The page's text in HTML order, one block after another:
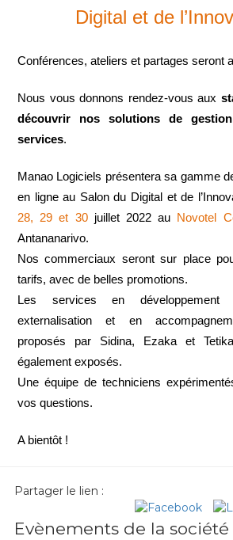
Digital et de
Conférences, ateliers et partages seront
Nous vous donnons rendez-vous aux
découvrir nos solutions de
services.
Manao Logiciels présentera sa gamme
en ligne
28, 29 et 30 juillet 2022 au Novotel
Antananarivo.
Nos commerciaux seront sur place
tarifs, avec de belles promotions.
Les services en
externalisation et en
proposés par Sidina, Ezaka et
également exposés.
Une équipe de techniciens
vos questions.
A bientôt !
Partager le lien :
Evènements de la société